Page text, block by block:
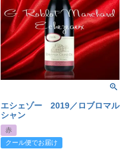
エシェゾー 2019／ロブロマル
シャン
赤
クール便でお届け